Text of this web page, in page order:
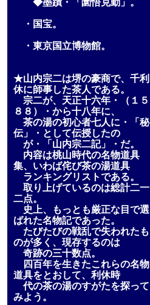
・国宝。
・東京国立博物館。
★山内宗二は堺の豪商で、千利
休に師事した茶人である。
宗二が、天正十六年・（１５
８８）・から十八年に、
茶の湯の初心者七人に・「秘
伝」・として伝授したの
が・「山内宗二記」・だ。
内容は桃山時代の名物道具
集、いわば侘び茶の湯道具
ランキングリストである。
取り上げているのは総計二一
二点。
史上、もっとも厳正な目で選
ばれた名物記であった。
たびたびの戦乱で失われたも
のが多く、現存するのは
奇跡の三十数点。
四百年を生きたこれらの名物
道具をとおして、利休時
代の茶の湯のすがたを探って
みよう。